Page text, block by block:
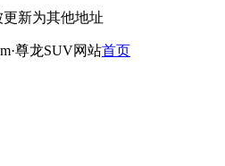
新为其他地址
尊龙SUV网站首页